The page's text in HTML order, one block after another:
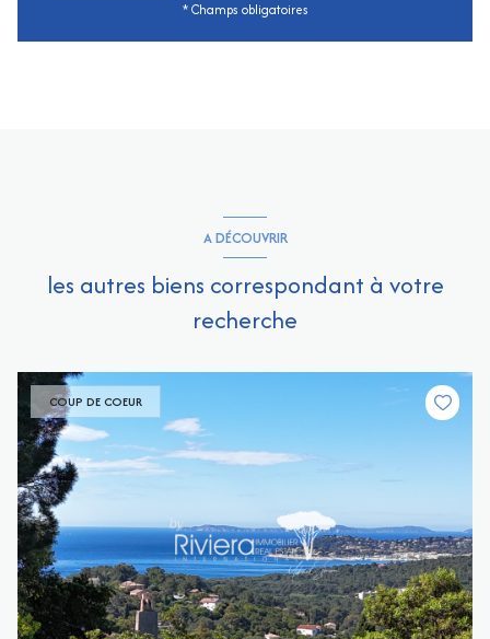
* Champs obligatoires
A DÉCOUVRIR
les autres biens correspondant à votre
recherche
COUP DE COEUR